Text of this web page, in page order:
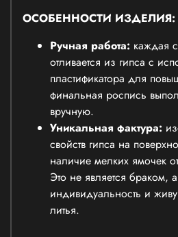
ОСОБЕННОСТИ ИЗДЕЛИЯ:
Ручная работа: каждая
отливается из гипса с
пластификатора для
финальная роспись
вручную.
Уникальная фактура:
свойств гипса на
наличие мелких ямочек
Это не является браком,
индивидуальность и
литья.